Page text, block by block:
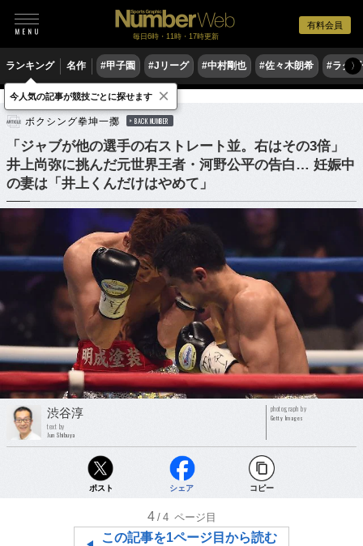
有料会員
毎日6時・11時・17時更新
ランキング 名作 #甲子園 #Jリーグ #中村剛也 #佐々木朗希 #ラグ〉
格闘技 ボクシング
ボクシング拳坤一擲 BACK NUMBER
「ジャブが他の選手の右ストレート並。右はその3倍」
井上尚弥に挑んだ元世界王者・河野公平の告白… 妊娠中
の妻は「井上くんだけはやめて」
渋谷淳
text by
Jun Shibuya
photograph by
Getty Images
ポスト シェア コピー
4 /4 ページ目
この記事を1ページ目から読む
今人気の記事が競技ごとに探せます ×